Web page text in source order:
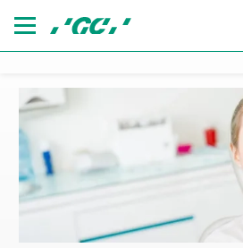
main